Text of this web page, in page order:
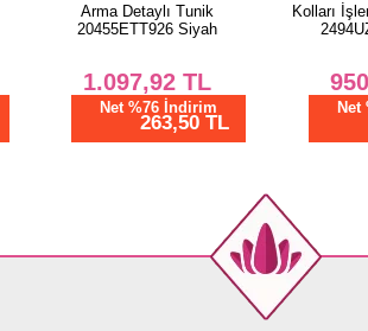
Kolları İşlemeli Triko Tunik
2494UZ662 Kahve
950,00TL
Net %28 İndirim
684,01 TL
Yırtmaç
Net